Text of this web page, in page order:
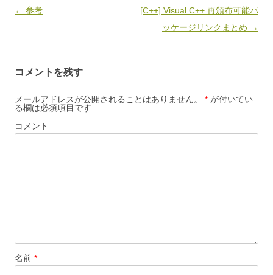
投
ゲ
ー
シ
ョ
← 参考
[C++] Visual C++ 再頒布可能パ
ッケージリンクまとめ →
コメントを残す
メールアドレスが公開されることはありません。 * が付いてい
る欄は必須項目です
コメント
名前 *